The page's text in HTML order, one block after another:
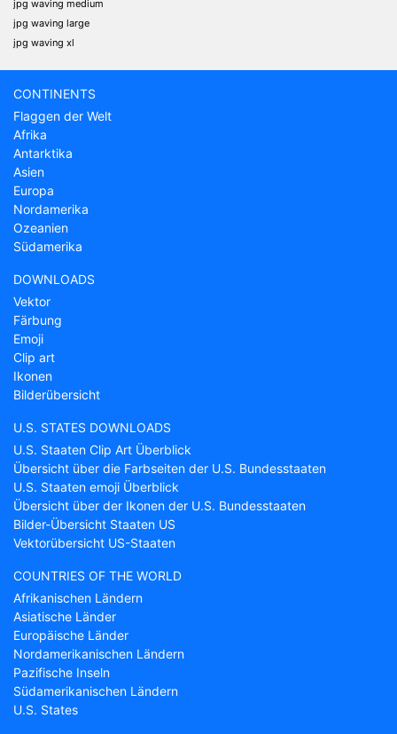
jpg waving medium
jpg waving large
jpg waving xl
CONTINENTS
Flaggen der Welt
Afrika
Antarktika
Asien
Europa
Nordamerika
Ozeanien
Südamerika
DOWNLOADS
Vektor
Färbung
Emoji
Clip art
Ikonen
Bilderübersicht
U.S. STATES DOWNLOADS
U.S. Staaten Clip Art Überblick
Übersicht über die Farbseiten der U.S. Bundesstaaten
U.S. Staaten emoji Überblick
Übersicht über der Ikonen der U.S. Bundesstaaten
Bilder-Übersicht Staaten US
Vektorübersicht US-Staaten
COUNTRIES OF THE WORLD
Afrikanischen Ländern
Asiatische Länder
Europäische Länder
Nordamerikanischen Ländern
Pazifische Inseln
Südamerikanischen Ländern
U.S. States